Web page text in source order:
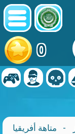
0
- متاهة أفريقيا